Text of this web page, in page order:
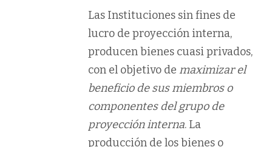
Las Instituciones sin fines de
lucro de proyección interna,
producen bienes cuasi privados,
con el objetivo de maximizar el
beneficio de sus miembros o
componentes del grupo de
proyección interna. La
producción de los bienes o